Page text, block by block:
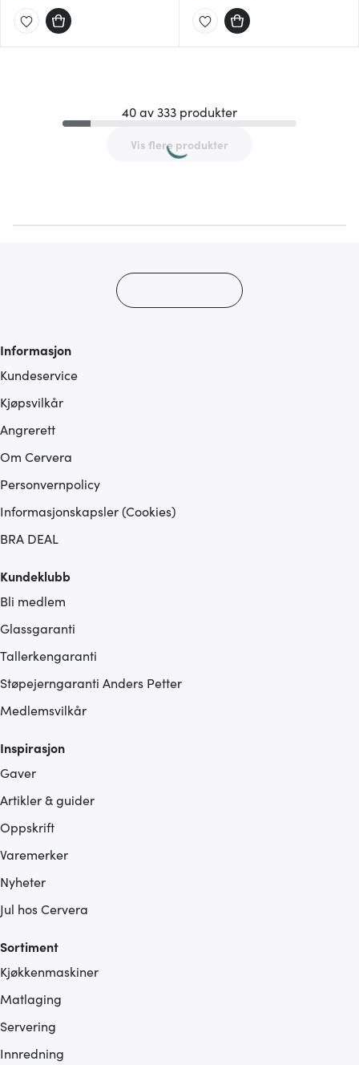
40 av 333 produkter
Vis flere produkter
Informasjon
Kundeservice
Kjøpsvilkår
Angrerett
Om Cervera
Personvernpolicy
Informasjonskapsler (Cookies)
BRA DEAL
Kundeklubb
Bli medlem
Glassgaranti
Tallerkengaranti
Støpejerngaranti Anders Petter
Medlemsvilkår
Inspirasjon
Gaver
Artikler & guider
Oppskrift
Varemerker
Nyheter
Jul hos Cervera
Sortiment
Kjøkkenmaskiner
Matlaging
Servering
Innredning